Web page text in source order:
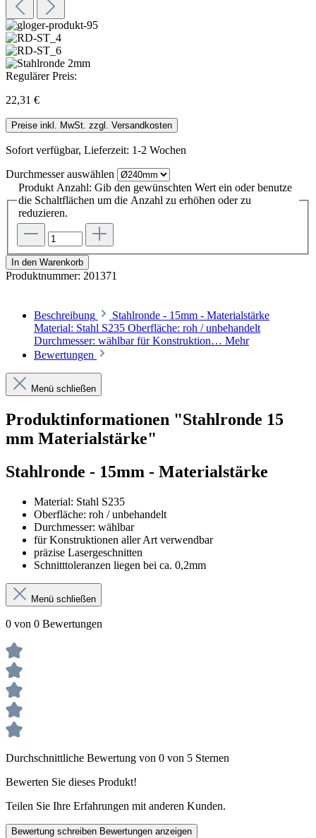
Regulärer Preis:
22,31 €
Preise inkl. MwSt. zzgl. Versandkosten
Sofort verfügbar, Lieferzeit: 1-2 Wochen
Durchmesserauswählen
Produkt Anzahl: Gib den gewünschten Wert ein oder benutze
die Schaltflächen um die Anzahl zu erhöhen oder zu
reduzieren.
In den Warenkorb
Produktnummer: 201371
Beschreibung
Stahlronde - 15mm - Materialstärke
Material: Stahl S235 Oberfläche: roh / unbehandelt
Durchmesser: wählbar für Konstruktion… Mehr
Bewertungen
Menü schließen
Produktinformationen "Stahlronde 15
mm Materialstärke"
Stahlronde - 15mm - Materialstärke
Material: Stahl S235
Oberfläche: roh / unbehandelt
Durchmesser: wählbar
für Konstruktionen aller Art verwendbar
präzise Lasergeschnitten
Schnitttoleranzen liegen bei ca. 0,2mm
Menü schließen
0 von 0 Bewertungen
Durchschnittliche Bewertung von 0 von 5 Sternen
Bewerten Sie dieses Produkt!
Teilen Sie Ihre Erfahrungen mit anderen Kunden.
Bewertung schreiben Bewertungen anzeigen